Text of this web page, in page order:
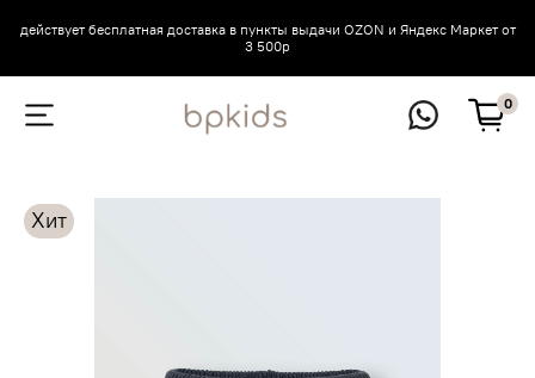
действует бесплатная доставка в пункты выдачи OZON и Яндекс Маркет от
3 500р
0
Хит